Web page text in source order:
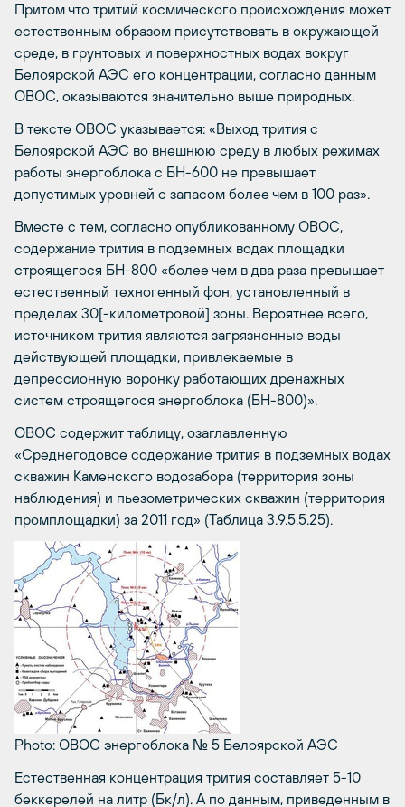
Притом что тритий космического происхождения может
естественным образом присутствовать в окружающей
среде, в грунтовых и поверхностных водах вокруг
Белоярской АЭС его концентрации, согласно данным
ОВОС, оказываются значительно выше природных.
В тексте ОВОС указывается: «Выход трития с
Белоярской АЭС во внешнюю среду в любых режимах
работы энергоблока с БН-600 не превышает
допустимых уровней с запасом более чем в 100 раз».
Вместе с тем, согласно опубликованному ОВОС,
содержание трития в подземных водах площадки
строящегося БН-800 «более чем в два раза превышает
естественный техногенный фон, установленный в
пределах 30[-километровой] зоны. Вероятнее всего,
источником трития являются загрязненные воды
действующей площадки, привлекаемые в
депрессионную воронку работающих дренажных
систем строящегося энергоблока (БН-800)».
ОВОС содержит таблицу, озаглавленную
«Среднегодовое содержание трития в подземных водах
скважин Каменского водозабора (территория зоны
наблюдения) и пьезометрических скважин (территория
промплощадки) за 2011 год» (Таблица 3.9.5.5.25).
Photo: ОВОС энергоблока № 5 Белоярской АЭС
Естественная концентрация трития составляет 5-10
беккерелей на литр (Бк/л). А по данным, приведенным в